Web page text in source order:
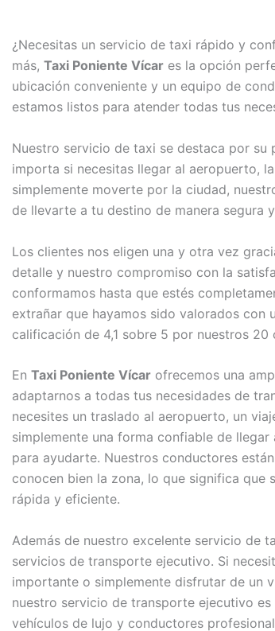
¿Necesitas un servicio de taxi rápido y
más, Taxi Poniente Vícar es la opción
ubicación conveniente y un equipo de
estamos listos para atender todas tus
Nuestro servicio de taxi se destaca por su
importa si necesitas llegar al aeropuerto,
simplemente moverte por la ciudad,
de llevarte a tu destino de manera segura
Los clientes nos eligen una y otra vez
detalle y nuestro compromiso con la
conformamos hasta que estés
extrañar que hayamos sido valorados con
calificación de 4,1 sobre 5 por nuestros 20
En Taxi Poniente Vícar ofrecemos una
adaptarnos a todas tus necesidades de
necesites un traslado al aeropuerto, un
simplemente una forma confiable de
para ayudarte. Nuestros conductores
conocen bien la zona, lo que significa que
rápida y eficiente.
Además de nuestro excelente servicio de
servicios de transporte ejecutivo. Si
importante o simplemente disfrutar de un
nuestro servicio de transporte ejecutivo
vehículos de lujo y conductores